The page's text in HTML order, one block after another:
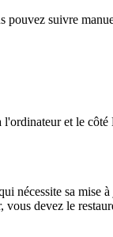
suivre
et le
nécessite sa mise à
devez le